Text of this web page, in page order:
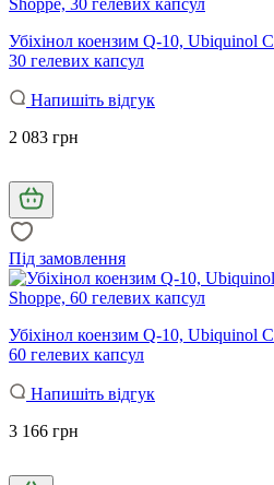
Убіхінол коензим Q-10, Ubiquinol
30 гелевих капсул
Напишіть відгук
2 083 грн
Під замовлення
Убіхінол коензим Q-10, Ubiquinol
60 гелевих капсул
Напишіть відгук
3 166 грн